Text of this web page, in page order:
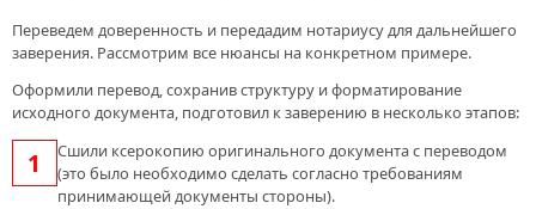
Переведем доверенность и передадим нотариусу для дальнейшего
заверения. Рассмотрим все нюансы на конкретном примере.
Оформили перевод, сохранив структуру и форматирование
исходного документа, подготовил к заверению в несколько этапов:
Cшили ксерокопию оригинального документа с переводом
(это было необходимо сделать согласно требованиям
принимающей документы стороны).